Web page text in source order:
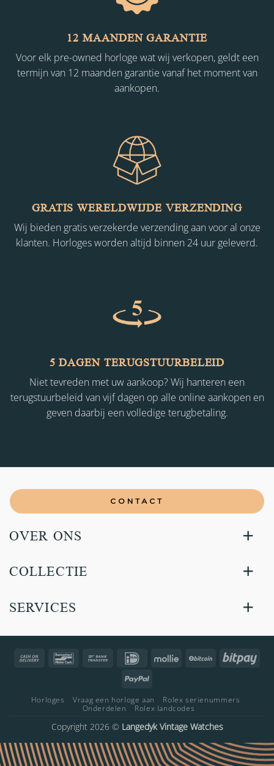
12 MAANDEN GARANTIE
Voor elk pre-owned horloge wat wij verkopen, geldt een
termijn van 12 maanden garantie vanaf het moment van
aankopen.
GRATIS WERELDWIJDE VERZENDING
Wij bieden gratis verzekerde verzending aan voor al onze
klanten. Horloges worden altijd binnen 24 uur geleverd.
5 DAGEN TERUGSTUURBELEID
Niet tevreden met uw aankoop? Wij hanteren een
terugstuurbeleid van vijf dagen op alle online aankopen en
geven daarbij een volledige terugbetaling.
CONTACT
OVER ONS
COLLECTIE
SERVICES
Cash
Bancontact Bank
IDeal Mollie BitCoin
PayPal
Horloges Vraag een horloge aan
Rolex serienummers
Onderdelen
Rolex landcodes
Copyright 2026 © Langedyk Vintage Watches